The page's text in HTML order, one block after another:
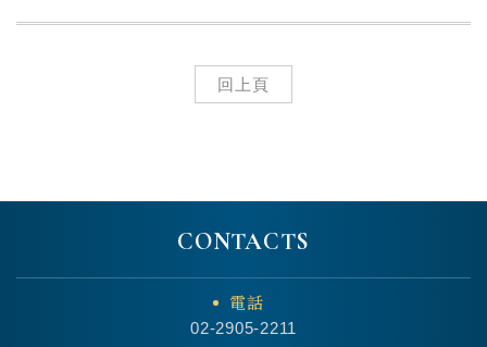
回上頁
CONTACTS
電話
02-2905-2211